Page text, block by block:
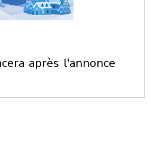
après l'annonce